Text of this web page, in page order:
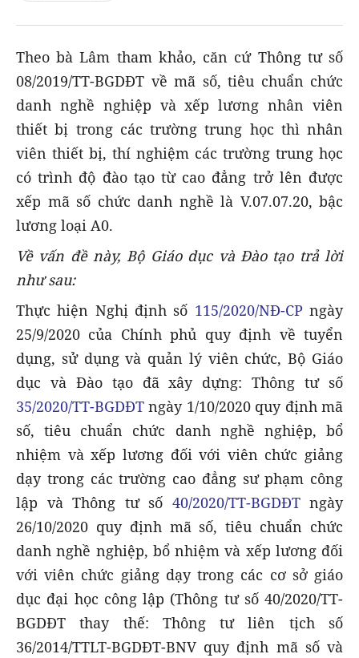
Theo bà Lâm tham khảo, căn cứ Thông tư số
08/2019/TT-BGDĐT về mã số, tiêu chuẩn chức
danh nghề nghiệp và xếp lương nhân viên
thiết bị trong các trường trung học thì nhân
viên thiết bị, thí nghiệm các trường trung học
có trình độ đào tạo từ cao đẳng trở lên được
xếp mã số chức danh nghề là V.07.07.20, bậc
lương loại A0.
Về vấn đề này, Bộ Giáo dục và Đào tạo trả lời
như sau:
Thực hiện Nghị định số 115/2020/NĐ-CPngày
25/9/2020 của Chính phủ quy định về tuyển
dụng, sử dụng và quản lý viên chức, Bộ Giáo
dục và Đào tạo đã xây dựng: Thông tư số
35/2020/TT-BGDĐT ngày 1/10/2020 quy định mã
số, tiêu chuẩn chức danh nghề nghiệp, bổ
nhiệm và xếp lương đối với viên chức giảng
dạy trong các trường cao đẳng sư phạm công
lập và Thông tư số 40/2020/TT-BGDĐTngày
26/10/2020 quy định mã số, tiêu chuẩn chức
danh nghề nghiệp, bổ nhiệm và xếp lương đối
với viên chức giảng dạy trong các cơ sở giáo
dục đại học công lập (Thông tư số 40/2020/TT-
BGDĐT thay thế: Thông tư liên tịch số
36/2014/TTLT-BGDĐT-BNV quy định mã số và